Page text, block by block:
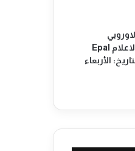
الفلسطيني الاعلام Epal
2519 التاريخ: الأربعاء